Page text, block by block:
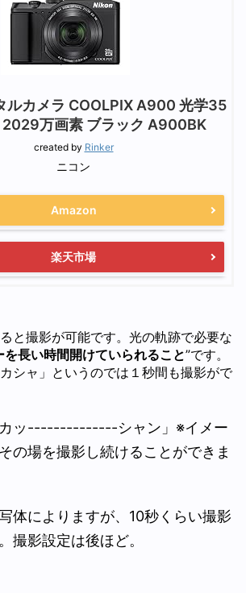
ルカメラ COOLPIX A900 光学35
2029万画素 ブラック A900BK
created by Rinker
ニコン
Amazon
楽天市場
と撮影が可能です。光の軌跡で必要な
を長い時間開けていられること”です。
シャ」というのでは１秒間も撮影がで
カッ--------------シャン」※イメー
の場を撮影し続けることができま
体によりますが、10秒くらい撮影
撮影設定は後ほど。